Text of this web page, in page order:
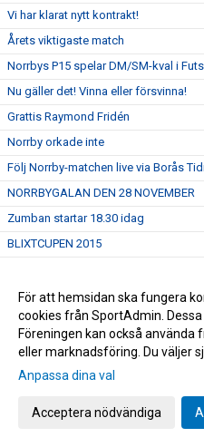
Vi har klarat nytt kontrakt!
Årets viktigaste match
Norrbys P15 spelar DM/SM-kval i
Nu gäller det! Vinna eller försvinna!
Grattis Raymond Fridén
Norrby orkade inte
Följ Norrby-matchen live via Borås
NORRBYGALAN DEN 28 NOVEMBER
Zumban startar 18.30 idag
BLIXTCUPEN 2015
Träningar under utbildningsveckan
Ny rysar-match
Öppen träning
U17 och U19 kvalspelar samt deltar i
Utbildningsvecka
För att hemsidan ska fungera
cookies från SportAdmin.
Föreningen kan också använda
eller marknadsföring. Du väljer
Anpassa dina val
Acceptera nödvändiga